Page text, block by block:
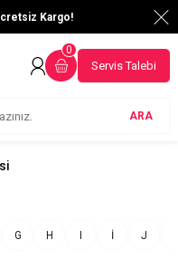
Kargo!
ARA
0
Servis Talebi
G H I İ J